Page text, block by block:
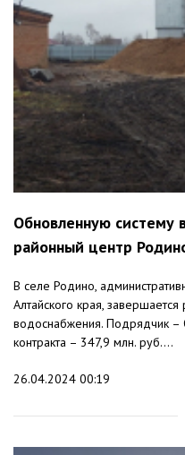
Обновленную систему
районный центр
В селе Родино,
Алтайского края,
водоснабжения. Подрядчик –
контракта – 347,9 млн. руб....
26.04.2024 00:19